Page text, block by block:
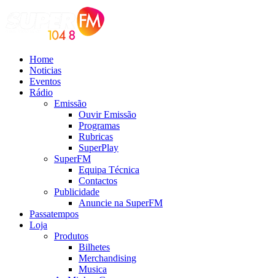
Home
Noticias
Eventos
Rádio
Emissão
Ouvir Emissão
Programas
Rubricas
SuperPlay
SuperFM
Equipa Técnica
Contactos
Publicidade
Anuncie na SuperFM
Passatempos
Loja
Produtos
Bilhetes
Merchandising
Musica